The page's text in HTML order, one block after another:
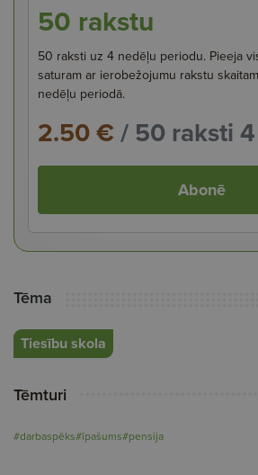
50 rakstu
50 raksti uz 4 nedēļu periodu. Pieeja
saturam ar ierobežojumu rakstu
nedēļu periodā.
2.50 € / 50 raksti
Abonē
Tēma
Tiesību skola
Tēmturi
#darbaspēks#īpašums#pensija